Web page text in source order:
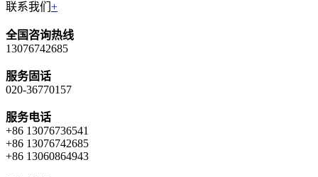
联系我们 +
全国咨询热线
13076742685
服务固话
020-36770157
服务电话
+86 13076736541
+86 13076742685
+86 13060864943